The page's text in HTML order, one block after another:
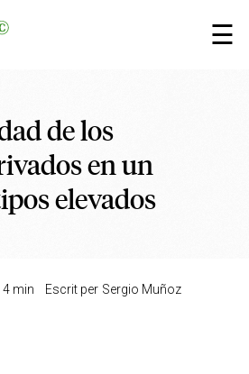
☰
×
de los
en un
elevados
4 min Escrit per Sergio Muñoz